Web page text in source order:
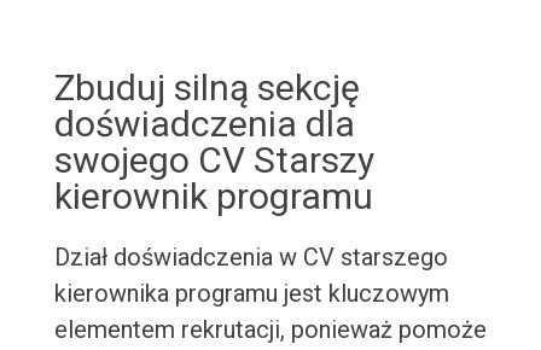
Zbuduj silną sekcję
doświadczenia dla
swojego CV Starszy
kierownik programu
Dział doświadczenia w CV starszego
kierownika programu jest kluczowym
elementem rekrutacji, ponieważ pomoże